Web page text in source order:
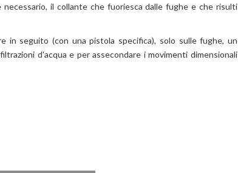
il collante che fuoriesca dalle fughe e che risulti
in seguito (con una pistola specifica), solo sulle fughe, un
d'acqua e per assecondare i movimenti dimensionali